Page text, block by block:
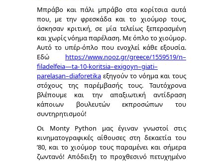
Μπράβο και πάλι μπράβο στα κορίτσια αυτά
που, με την φρεσκάδα και το χιούμορ τους,
άσκησαν κριτική, σε μία τελείως ξεπερασμένη
και χωρίς νόημα παρέλαση. Με όπλο το χιούμορ.
Αυτό το υπέρ-όπλο που ενοχλεί κάθε εξουσία.
Εδώ https://www.nooz.gr/greece/1559519/n–
filadelfeia—ta-10-koritsia–exigoyn–giati–
parelasan–diaforetika εξηγούν το νόημα και τους
στόχους της παρέμβασής τους. Ταυτόχρονα
βλέπουμε και την απαξιωτική αντίδραση
κάποιων βουλευτών εκπροσώπων του
συντηρητισμού!
Οι Monty Python μας έγιναν γνωστοί στις
κινηματογραφικές αίθουσες στη δεκαετία του
’80, και το χιούμορ τους παραμένει και σήμερα
ζωντανό! Απόδειξη το προχθεσινό πετυχημένο